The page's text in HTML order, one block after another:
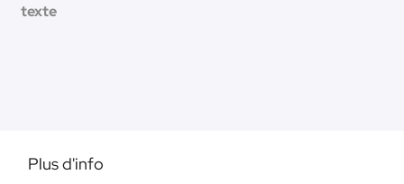
texte
Plus d'info